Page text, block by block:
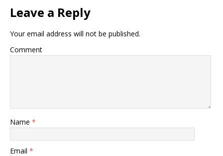
Leave a Reply
Your email address will not be published.
Comment
Name *
Email *